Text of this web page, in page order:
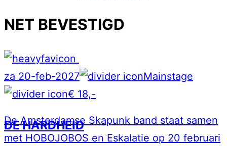
NET BEVESTIGD
za 20-feb-2027
Mainstage
€ 18,-
DE HARDHEID
De Amsterdamse Skapunk band staat samen
met HOBOJOBOS en Eskalatie op 20 februari